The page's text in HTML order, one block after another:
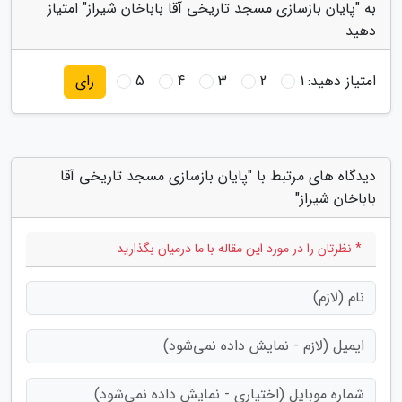
به "پایان بازسازی مسجد تاریخی آقا باباخان شیراز" امتیاز
دهید
امتیاز دهید:1
2
3
4
5 رای
دیدگاه های مرتبط با "پایان بازسازی مسجد تاریخی آقا
باباخان شیراز"
* نظرتان را در مورد این مقاله با ما درمیان بگذارید